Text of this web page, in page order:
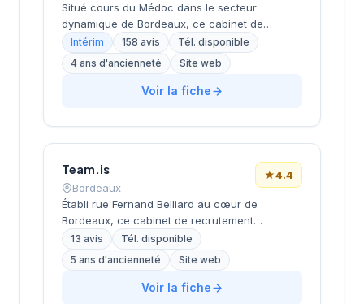
Situé cours du Médoc dans le secteur
dynamique de Bordeaux, ce cabinet de
recrutement développe son activité de conseil
en ressources humaines sur la métropole
bordelaise. La structure bénéficie d'une
excellente réputation client avec une note de
proposer ses services de recrutement aux
entreprises locales.
Intérim 158 avis
Tél. disponible
4 ans d'ancienneté
Site web
Voir la fiche
Team.is
Bordeaux
★4.4
Établi rue Fernand Belliard au cœur de
Bordeaux, ce cabinet de recrutement
développe ses activités de conseil en
ressources humaines sous la direction de
Zinet Chetreff. La structure propose un
accompagnement personnalisé aux
13 avis
Tél. disponible
5 ans d'ancienneté
Site web
Voir la fiche